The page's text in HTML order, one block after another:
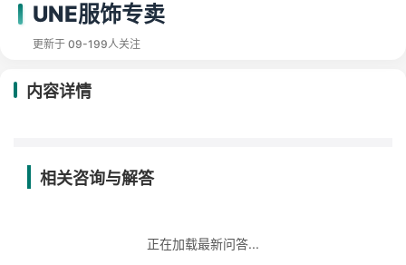
UNE服饰专卖
更新于 09-199人关注
内容详情
相关咨询与解答
正在加载最新问答...